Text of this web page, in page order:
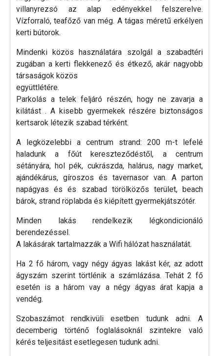
villanyrezsó az alap edényekkel felszerelve.
Vízforraló, teafőző van még. A tágas méretű erkélyen
kerti bútorok.
Mindenki közös használatára szolgál a szabadtéri
zugában a kerti flekkenező és étkező, akár nagyobb
társaságok közös
együttlétére.
Parkolás a telek feljáró részén, hogy ne zavarja a
kilátást . A kisebb gyermekek részére biztonságos
kertsarok létezik szabad térként.
A legközelebbi a centrum strand: 200 m-t lefelé
haladunk a főút kereszteződéstől, a centrum
sétányára, hol pék, cukrászda, halárus, nagy market,
ajándékárus, gíroszos és tavernasor van. A parton
napágyas és és szabad törölközős terület, beach
bárok, strand röplabda és kiépített gyermekjátszótér.
Minden lakás rendelkezik légkondicionáló
berendezéssel.
A lakásárak tartalmazzák a Wifi hálózat használatát.
Ha 2 fő három, vagy négy ágyas lakást kér, az adott
ágyszám szerint törtlénik a számlázása. Tehát 2 fő
esetén is a három vay a négy ágyas árat kapja a
vendég.
Szobaszámot rendkivüli esetben tudunk adni. A
decemberig történő foglalásoknál szintekre való
kérés teljesitást esetlegesen tudunk adni.